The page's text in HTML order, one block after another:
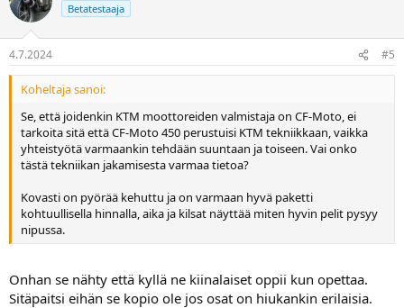
Betatestaaja
4.7.2024 #5
Koheltaja sanoi:
Se, että joidenkin KTM moottoreiden valmistaja on CF-Moto, ei
tarkoita sitä että CF-Moto 450 perustuisi KTM tekniikkaan, vaikka
yhteistyötä varmaankin tehdään suuntaan ja toiseen. Vai onko
tästä tekniikan jakamisesta varmaa tietoa?
Kovasti on pyörää kehuttu ja on varmaan hyvä paketti
kohtuullisella hinnalla, aika ja kilsat näyttää miten hyvin pelit pysyy
nipussa.
Onhan se nähty että kyllä ne kiinalaiset oppii kun opettaa.
Sitäpaitsi eihän se kopio ole jos osat on hiukankin erilaisia.